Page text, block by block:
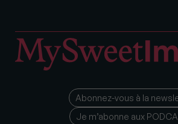
Abonnez-vous à la
Je m’abonne aux